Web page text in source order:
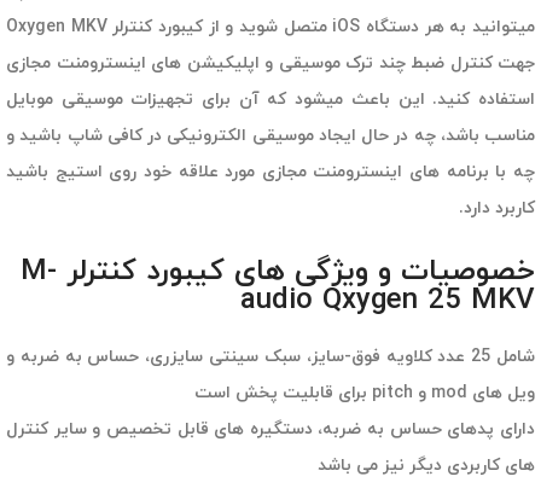
میتوانید به هر دستگاه iOS متصل شوید و از کیبورد کنترلر Oxygen MKV
جهت کنترل ضبط چند ترک موسیقی و اپلیکیشن های اینسترومنت مجازی
استفاده کنید. این باعث میشود که آن برای تجهیزات موسیقی موبایل
مناسب باشد، چه در حال ایجاد موسیقی الکترونیکی در کافی شاپ باشید و
چه با برنامه های اینسترومنت مجازی مورد علاقه خود روی استیج باشید
کاربرد دارد.
خصوصیات و ویژگی های کیبورد کنترلر M-
audio Qxygen 25 MKV
شامل 25 عدد کلاویه فوق-سایز، سبک سینتی سایزری، حساس به ضربه و
ویل های mod و pitch برای قابلیت پخش است
دارای پدهای حساس به ضربه، دستگیره های قابل تخصیص و سایر کنترل
های کاربردی دیگر نیز می باشد